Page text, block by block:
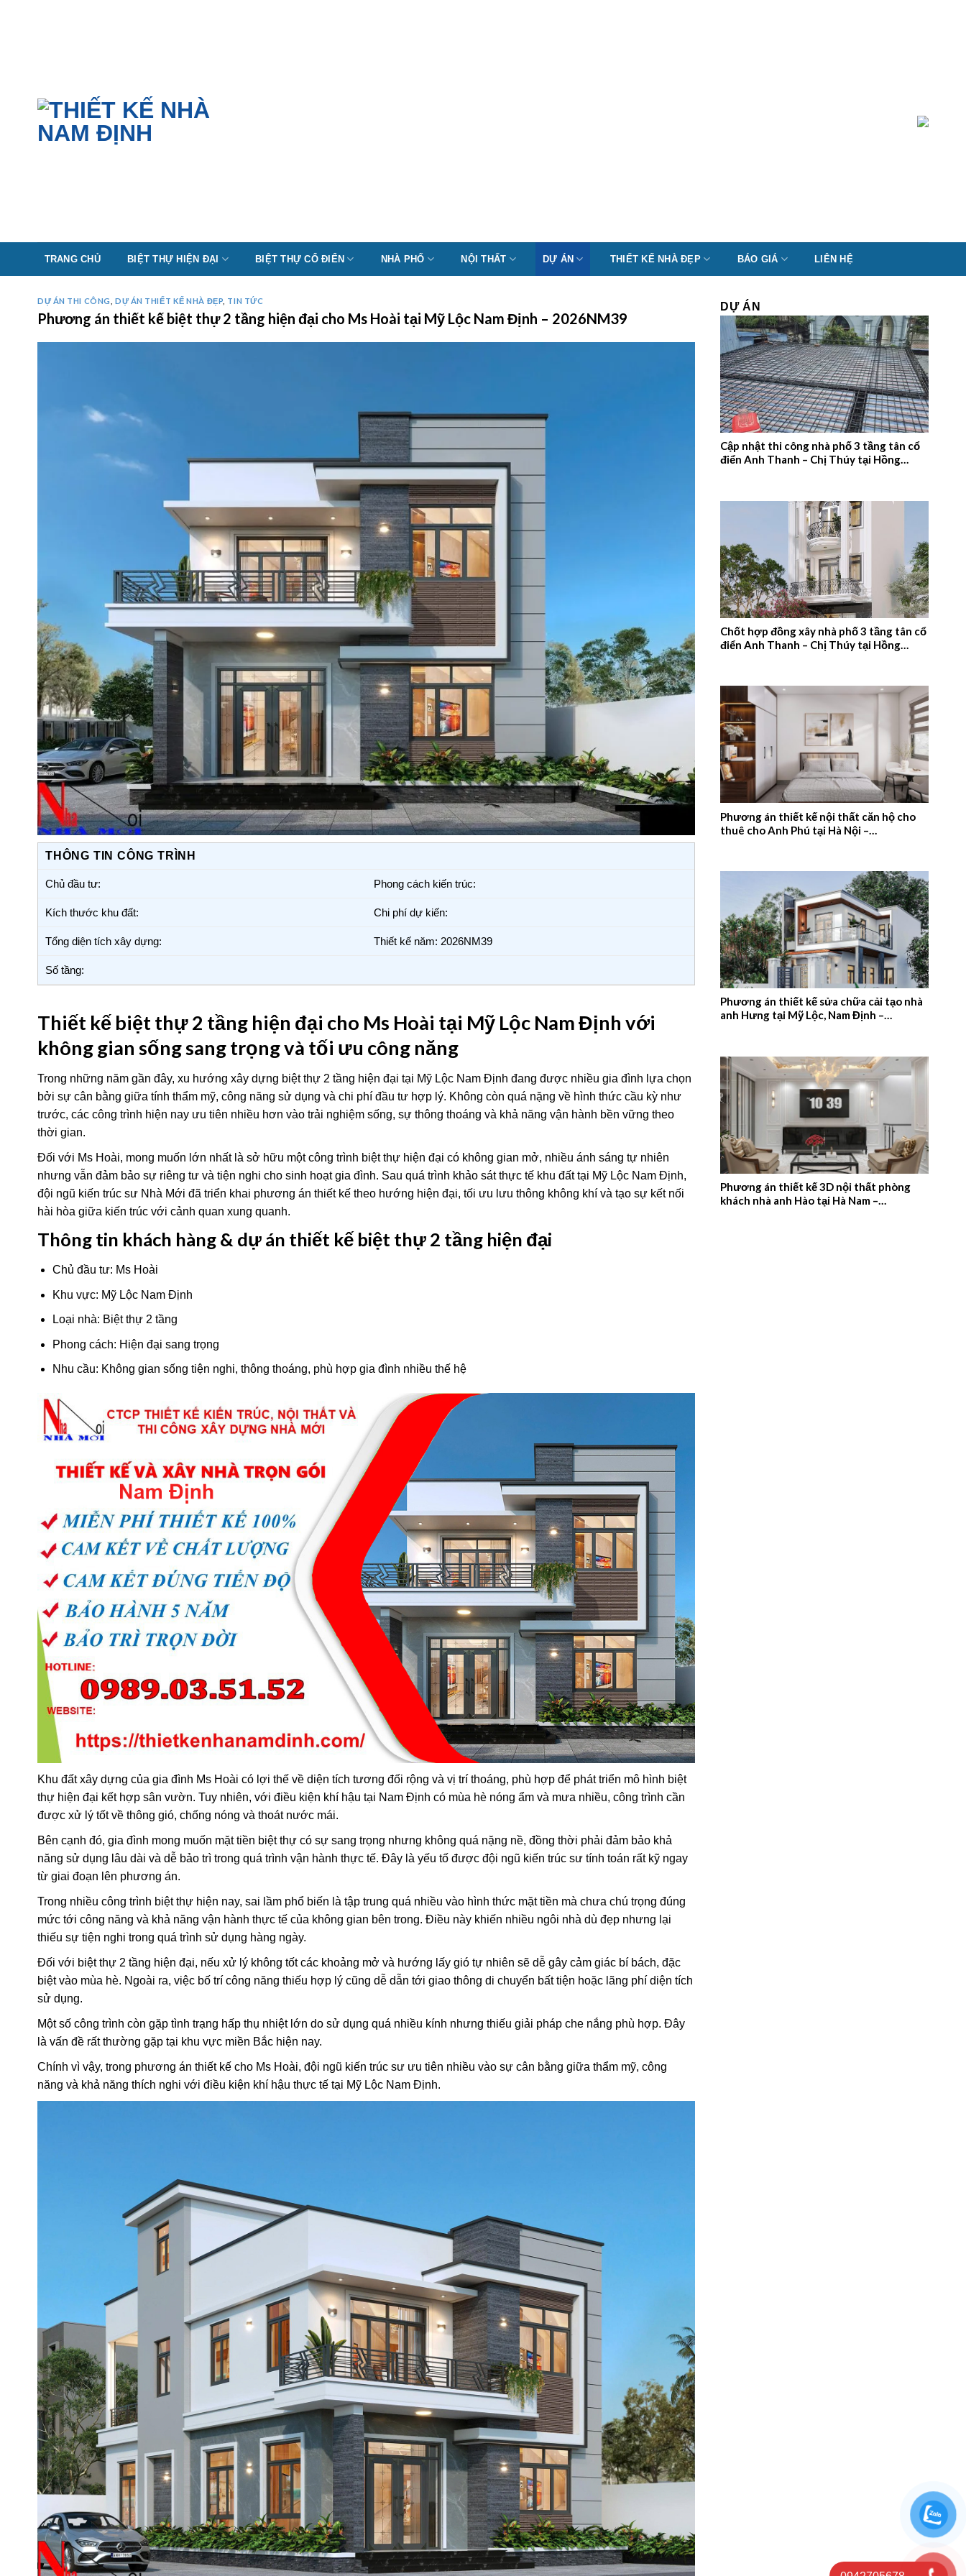
TRANG CHỦ BIỆT THỰ HIỆN ĐẠI BIỆT THỰ CỔ ĐIỂN NHÀ PHỐ NỘI THẤT DỰ ÁN THIẾT KẾ NHÀ ĐẸP BÁO GIÁ LIÊN HỆ
DỰ ÁN THI CÔNG DỰ ÁN THIẾT KẾ NHÀ ĐẸP TIN TỨC
Phương án thiết kế biệt thự 2 tầng hiện đại cho Ms Hoài tại Mỹ Lộc Nam Định – 2026NM39
THÔNG TIN CÔNG TRÌNH
Chủ đầu tư: Phong cách kiến trúc:
Kích thước khu đất: Chi phí dự kiến:
Tổng diện tích xây dựng: Thiết kế năm: 2026NM39
Số tầng:
Thiết kế biệt thự 2 tầng hiện đại cho Ms Hoài tại Mỹ Lộc Nam Định với
không gian sống sang trọng và tối ưu công năng
Trong những năm gần đây, xu hướng xây dựng biệt thự 2 tầng hiện đại tại Mỹ Lộc Nam Định đang được nhiều gia đình lựa chọn
bởi sự cân bằng giữa tính thẩm mỹ, công năng sử dụng và chi phí đầu tư hợp lý. Không còn quá nặng về hình thức cầu kỳ như
trước, các công trình hiện nay ưu tiên nhiều hơn vào trải nghiệm sống, sự thông thoáng và khả năng vận hành bền vững theo
thời gian.
Đối với Ms Hoài, mong muốn lớn nhất là sở hữu một công trình biệt thự hiện đại có không gian mở, nhiều ánh sáng tự nhiên
nhưng vẫn đảm bảo sự riêng tư và tiện nghi cho sinh hoạt gia đình. Sau quá trình khảo sát thực tế khu đất tại Mỹ Lộc Nam Định,
đội ngũ kiến trúc sư Nhà Mới đã triển khai phương án thiết kế theo hướng hiện đại, tối ưu lưu thông không khí và tạo sự kết nối
hài hòa giữa kiến trúc với cảnh quan xung quanh.
Thông tin khách hàng & dự án thiết kế biệt thự 2 tầng hiện đại
Chủ đầu tư: Ms Hoài
Khu vực: Mỹ Lộc Nam Định
Loại nhà: Biệt thự 2 tầng
Phong cách: Hiện đại sang trọng
Nhu cầu: Không gian sống tiện nghi, thông thoáng, phù hợp gia đình nhiều thế hệ
Khu đất xây dựng của gia đình Ms Hoài có lợi thế về diện tích tương đối rộng và vị trí thoáng, phù hợp để phát triển mô hình biệt
thự hiện đại kết hợp sân vườn. Tuy nhiên, với điều kiện khí hậu tại Nam Định có mùa hè nóng ẩm và mưa nhiều, công trình cần
được xử lý tốt về thông gió, chống nóng và thoát nước mái.
Bên cạnh đó, gia đình mong muốn mặt tiền biệt thự có sự sang trọng nhưng không quá nặng nề, đồng thời phải đảm bảo khả
năng sử dụng lâu dài và dễ bảo trì trong quá trình vận hành thực tế. Đây là yếu tố được đội ngũ kiến trúc sư tính toán rất kỹ ngay
từ giai đoạn lên phương án.
Trong nhiều công trình biệt thự hiện nay, sai lầm phổ biến là tập trung quá nhiều vào hình thức mặt tiền mà chưa chú trọng đúng
mức tới công năng và khả năng vận hành thực tế của không gian bên trong. Điều này khiến nhiều ngôi nhà dù đẹp nhưng lại
thiếu sự tiện nghi trong quá trình sử dụng hàng ngày.
Đối với biệt thự 2 tầng hiện đại, nếu xử lý không tốt các khoảng mở và hướng lấy gió tự nhiên sẽ dễ gây cảm giác bí bách, đặc
biệt vào mùa hè. Ngoài ra, việc bố trí công năng thiếu hợp lý cũng dễ dẫn tới giao thông di chuyển bất tiện hoặc lãng phí diện tích
sử dụng.
Một số công trình còn gặp tình trạng hấp thụ nhiệt lớn do sử dụng quá nhiều kính nhưng thiếu giải pháp che nắng phù hợp. Đây
là vấn đề rất thường gặp tại khu vực miền Bắc hiện nay.
Chính vì vậy, trong phương án thiết kế cho Ms Hoài, đội ngũ kiến trúc sư ưu tiên nhiều vào sự cân bằng giữa thẩm mỹ, công
năng và khả năng thích nghi với điều kiện khí hậu thực tế tại Mỹ Lộc Nam Định.
DỰ ÁN
Cập nhật thi công nhà phố 3 tầng tân cổ
điển Anh Thanh – Chị Thúy tại Hồng
Chốt hợp đồng xây nhà phố 3 tầng tân cổ
điển Anh Thanh – Chị Thúy tại Hồng
Phương án thiết kế nội thất căn hộ cho
thuê cho Anh Phú tại Hà Nội –
Phương án thiết kế sửa chữa cải tạo nhà
anh Hưng tại Mỹ Lộc, Nam Định –
Phương án thiết kế 3D nội thất phòng
khách nhà anh Hào tại Hà Nam –